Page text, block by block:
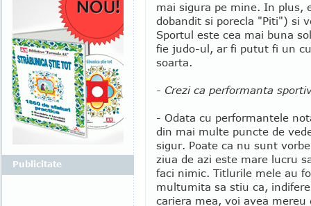
mai sigura pe mine. In plus,
dobandit si porecla "Piti") si
Sportul este cea mai buna
fie judo-ul, ar fi putut fi un
soarta.
- Crezi ca performanta
- Odata cu performantele
din mai multe puncte de
sigur. Poate ca nu sunt
ziua de azi este mare lucru
faci nimic. Titlurile mele au
multumita sa stiu ca,
cariera mea, voi avea
Publicitate